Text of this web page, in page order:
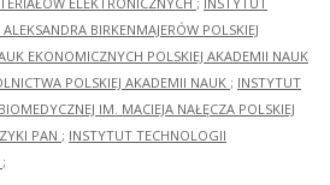
BIRKENMAJERÓW POLSKIEJ
EKONOMICZNYCH POLSKIEJ AKADEMII NAUK
POLSKIEJ AKADEMII NAUK ; INSTYTUT
IM. MACIEJA NAŁĘCZA POLSKIEJ
PAN ; INSTYTUT TECHNOLOGII
;